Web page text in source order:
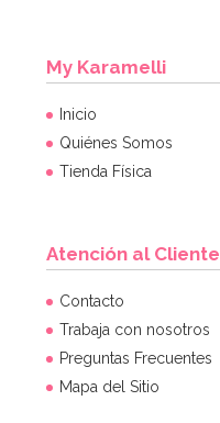
My Karamelli
Inicio
Quiénes Somos
Tienda Física
Atención al Cliente
Contacto
Trabaja con nosotros
Preguntas Frecuentes
Mapa del Sitio